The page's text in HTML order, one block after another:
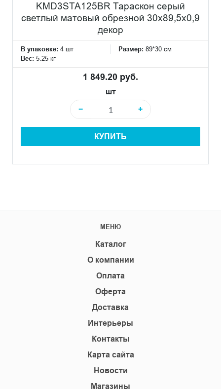
KMD3STA125BR Тараскон серый
светлый матовый обрезной 30x89,5x0,9
декор
В упаковке: 4 шт Размер: 89*30 см
Вес: 5.25 кг
1 849.20 руб.
шт
−
+
КУПИТЬ
МЕНЮ
Каталог
О компании
Оплата
Оферта
Доставка
Интерьеры
Контакты
Карта сайта
Новости
Магазины